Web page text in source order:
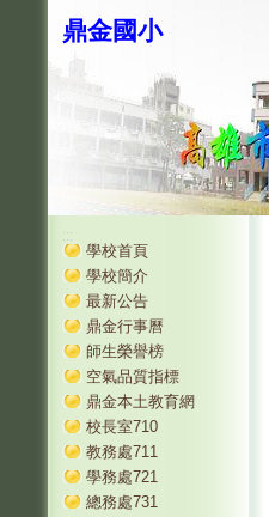
鼎金國小
:::
學校首頁
學校簡介
最新公告
鼎金行事曆
師生榮譽榜
空氣品質指標
鼎金本土教育網
校長室710
教務處711
學務處721
總務處731